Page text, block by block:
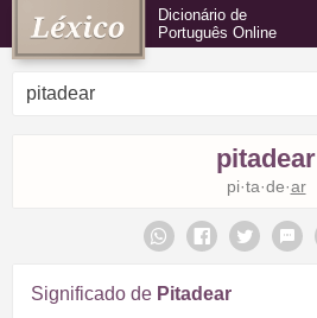
Dicionário de
Português Online
pitadear
pi·ta·de·ar
Significado de Pitadear